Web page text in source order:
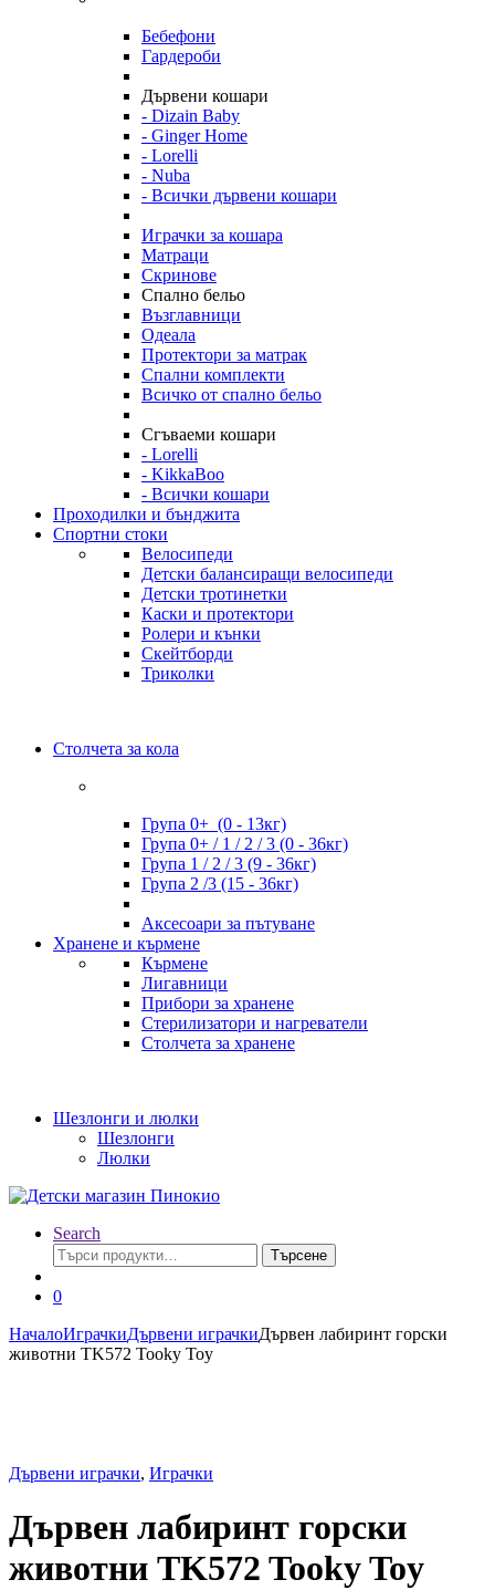
Бебефони
Гардероби
Дървени кошари
- Dizain Baby
- Ginger Home
- Lorelli
- Nuba
- Всички дървени кошари
Играчки за кошара
Матраци
Скринове
Спално бельо
Възглавници
Одеала
Протектори за матрак
Спални комплекти
Всичко от спално бельо
Сгъваеми кошари
- Lorelli
- KikkaBoo
- Всички кошари
Проходилки и бънджита
Спортни стоки
Велосипеди
Детски балансиращи велосипеди
Детски тротинетки
Каски и протектори
Ролери и кънки
Скейтборди
Триколки
Столчета за кола
Група 0+ (0 - 13кг)
Група 0+ / 1 / 2 / 3 (0 - 36кг)
Група 1 / 2 / 3 (9 - 36кг)
Група 2 /3 (15 - 36кг)
Аксесоари за пътуване
Хранене и кърмене
Кърмене
Лигавници
Прибори за хранене
Стерилизатори и нагреватели
Столчета за хранене
Шезлонги и люлки
Шезлонги
Люлки
Search
Търсене
за:
Търсене
0
НачалоИграчкиДървени играчкиДървен лабиринт горски
животни TK572 Tooky Toy
Дървени играчки, Играчки
Дървен лабиринт горски
животни TK572 Tooky Toy